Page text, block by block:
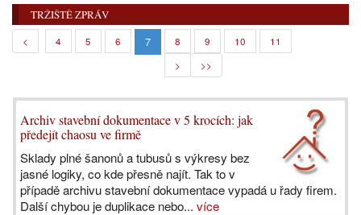
TRŽIŠTĚ ZPRÁV
< 4 5 6 7 8 9 10
11
>
>>
Archiv stavební dokumentace v 5 krocích: jak
předejít chaosu ve firmě
Sklady plné šanonů a tubusů s výkresy bez
jasné logiky, co kde přesně najít. Tak to v
případě archivu stavební dokumentace vypadá u řady firem.
Další chybou je duplikace nebo... více